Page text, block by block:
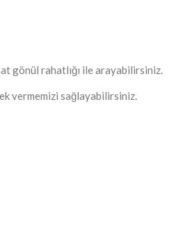
gönül rahatlığı ile arayabilirsiniz.
vermemizi sağlayabilirsiniz.